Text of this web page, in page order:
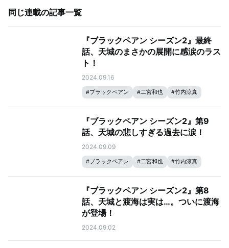
同じ連載の記事一覧
『ブラックペアン シーズン2』最終
話、天城のまさかの展開に感涙のラス
ト！
2024.09.16
#ブラックペアン #二宮和也 #竹内涼真
『ブラックペアン シーズン2』第9
話、天城の悲しすぎる過去に涙！
2024.09.09
#ブラックペアン #二宮和也 #竹内涼真
『ブラックペアン シーズン2』第8
話、天城と渡海は実は…。ついに渡海
が登場！
2024.09.02